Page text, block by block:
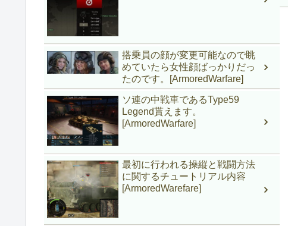
搭乗員の顔が変更可能なので眺
めていたら女性顔ばっかりだっ
たのです。[ArmoredWarfare]
ソ連の中戦車であるType59
Legend貰えます。
[ArmoredWarfare]
最初に行われる操縦と戦闘方法
に関するチュートリアル内容
[ArmoredWarefare]